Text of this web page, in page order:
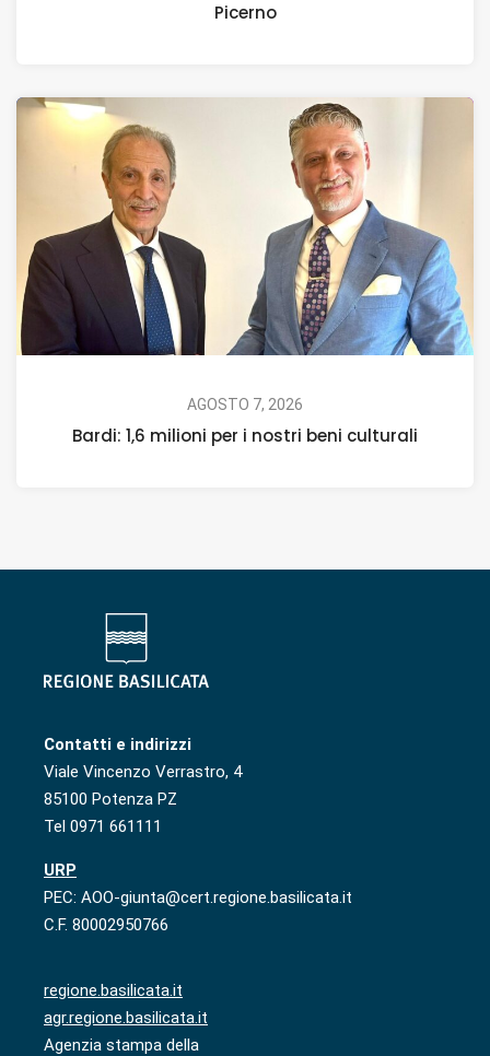
Picerno
AGOSTO 7, 2026
Bardi: 1,6 milioni per i nostri beni culturali
Contatti e indirizzi
Viale Vincenzo Verrastro, 4
85100 Potenza PZ
Tel 0971 661111
URP
PEC: AOO-giunta@cert.regione.basilicata.it
C.F. 80002950766
regione.basilicata.it
agr.regione.basilicata.it
Agenzia stampa della